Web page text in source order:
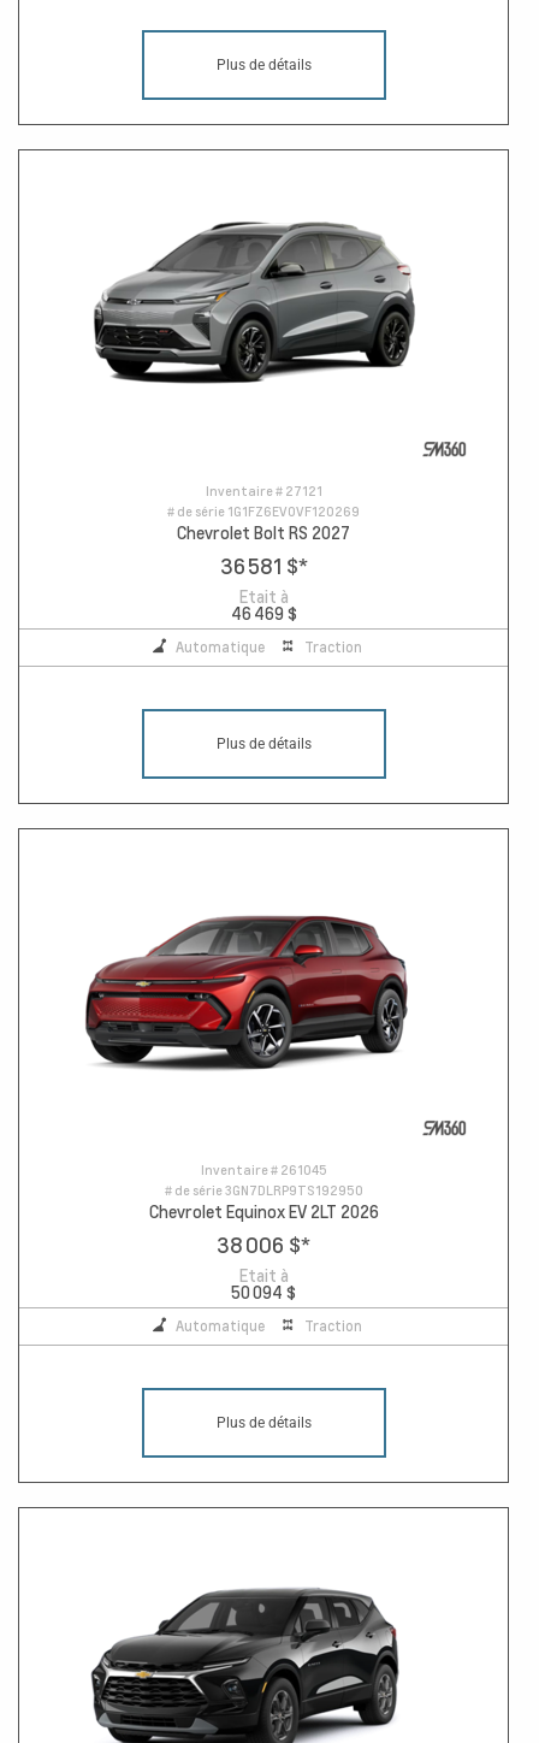
Plus de détails
Inventaire # 27121
# de série 1G1FZ6EV0VF120269
Chevrolet Bolt RS 2027
36 581 $*
Etait à
46 469 $
Automatique Traction
Plus de détails
Inventaire # 261045
# de série3GN7DLRP9TS192950
Chevrolet Equinox EV 2LT 2026
38 006 $*
Etait à
50 094 $
Automatique Traction
Plus de détails